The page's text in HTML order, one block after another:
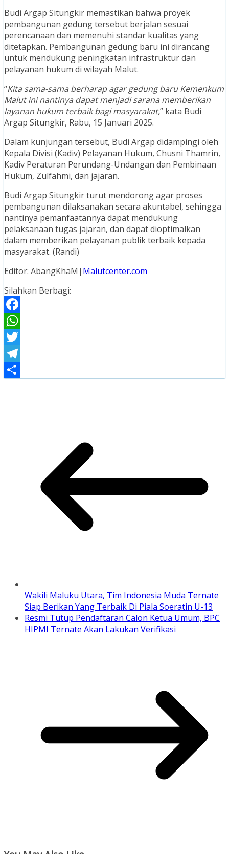
Budi Argap Situngkir memastikan bahwa proyek
pembangunan gedung tersebut berjalan sesuai
perencanaan dan memenuhi standar kualitas yang
ditetapkan. Pembangunan gedung baru ini dirancang
untuk mendukung peningkatan infrastruktur dan
pelayanan hukum di wilayah Malut.
“Kita sama-sama berharap agar gedung baru Kemenkum
Malut ini nantinya dapat menjadi sarana memberikan
layanan hukum terbaik bagi masyarakat,” kata Budi
Argap Situngkir, Rabu, 15 Januari 2025.
Dalam kunjungan tersebut, Budi Argap didampingi oleh
Kepala Divisi (Kadiv) Pelayanan Hukum, Chusni Thamrin,
Kadiv Peraturan Perundang-Undangan dan Pembinaan
Hukum, Zulfahmi, dan jajaran.
Budi Argap Situngkir turut mendorong agar proses
pembangunan dilaksanakan secara akuntabel, sehingga
nantinya pemanfaatannya dapat mendukung
pelaksanaan tugas jajaran, dan dapat dioptimalkan
dalam memberikan pelayanan publik terbaik kepada
masyarakat. (Randi)
Editor: AbangKhaM| Malutcenter.com
Silahkan Berbagi:
Facebook
WhatsApp
Twitter
Telegram
Wakili Maluku Utara, Tim Indonesia Muda Ternate
Siap Berikan Yang Terbaik Di Piala Soeratin U-13
Resmi Tutup Pendaftaran Calon Ketua Umum, BPC
HIPMI Ternate Akan Lakukan Verifikasi